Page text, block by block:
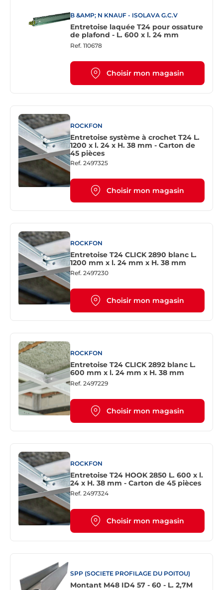
B &AMP; N KNAUF - ISOLAVA G.C.V
Entretoise laquée T24 pour ossature
de plafond - L. 600 x l. 24 mm
Ref. 110678
Choisir mon magasin
ROCKFON
Entretoise système à crochet T24 L.
1200 x l. 24 x H. 38 mm - Carton de
45 pièces
Ref. 2497325
Choisir mon magasin
ROCKFON
Entretoise T24 CLICK 2890 blanc L.
1200 mm x l. 24 mm x H. 38 mm
Ref. 2497230
Choisir mon magasin
ROCKFON
Entretoise T24 CLICK 2892 blanc L.
600 mm x l. 24 mm x H. 38 mm
Ref. 2497229
Choisir mon magasin
ROCKFON
Entretoise T24 HOOK 2850 L. 600 x l.
24 x H. 38 mm - Carton de 45 pièces
Ref. 2497324
Choisir mon magasin
SPP (SOCIETE PROFILAGE DU POITOU)
Montant M48 ID4 57 - 60 - L. 2,7M